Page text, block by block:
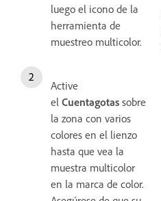
luego el icono de la
herramienta de
muestreo multicolor.
Active
el Cuentagotas sobre
la zona con varios
colores en el lienzo
hasta que vea la
muestra multicolor
en la marca de color.